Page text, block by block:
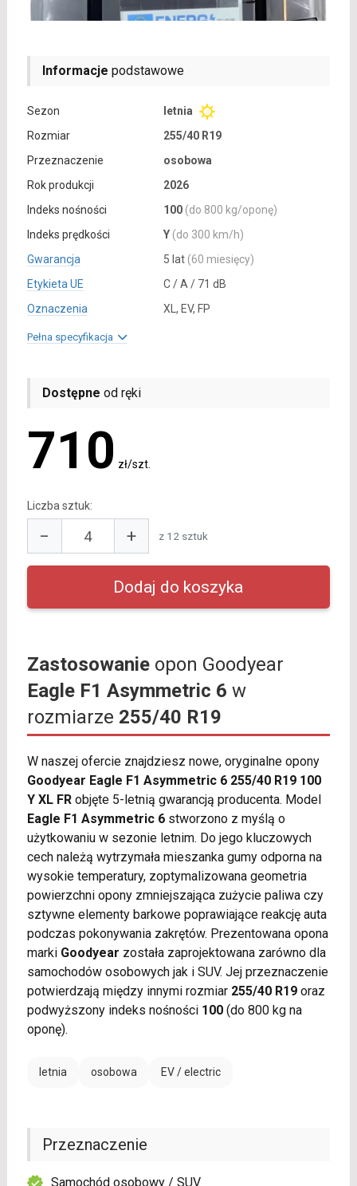
Informacje podstawowe
Sezon
letnia
Rozmiar
255/40 R19
Przeznaczenie
osobowa
Rok produkcji
2026
Indeks nośności
100 (do 800 kg/oponę)
Indeks prędkości
Y (do 300 km/h)
Gwarancja
5 lat (60 miesięcy)
Etykieta UE
C / A / 71 dB
Oznaczenia
XL, EV, FP
Pełna specyfikacja
Dostępne od ręki
710 zł/szt.
Liczba sztuk:
− + z 12 sztuk
Zastosowanieopon Goodyear
Eagle F1 Asymmetric 6 w
rozmiarze 255/40 R19
W naszej ofercie znajdziesz nowe, oryginalne opony
Goodyear Eagle F1 Asymmetric 6 255/40 R19 100
Y XL FRobjęte 5-letnią gwarancją producenta. Model
Eagle F1 Asymmetric 6stworzono z myślą o
użytkowaniu w sezonie letnim. Do jego kluczowych
cech należą wytrzymała mieszanka gumy odporna na
wysokie temperatury, zoptymalizowana geometria
powierzchni opony zmniejszająca zużycie paliwa czy
sztywne elementy barkowe poprawiające reakcję auta
podczas pokonywania zakrętów. Prezentowana opona
marki Goodyear została zaprojektowana zarówno dla
samochodów osobowych jak i SUV. Jej przeznaczenie
potwierdzają między innymi rozmiar 255/40 R19oraz
podwyższony indeks nośności 100(do 800 kg na
oponę).
letnia osobowa EV / electric
Przeznaczenie
Samochód osobowy / SUV